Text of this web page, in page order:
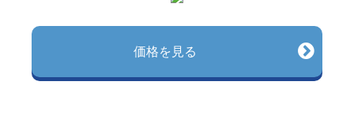
価格を見る